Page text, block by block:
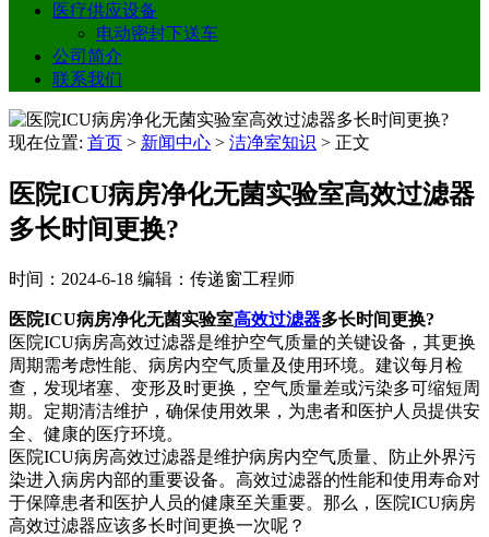
医疗供应设备
电动密封下送车
公司简介
联系我们
现在位置: 首页 > 新闻中心 > 洁净室知识 > 正文
医院ICU病房净化无菌实验室高效过滤器
多长时间更换?
时间：2024-6-18 编辑：传递窗工程师
医院ICU病房净化无菌实验室高效过滤器多长时间更换?
医院ICU病房高效过滤器是维护空气质量的关键设备，其更换
周期需考虑性能、病房内空气质量及使用环境。建议每月检
查，发现堵塞、变形及时更换，空气质量差或污染多可缩短周
期。定期清洁维护，确保使用效果，为患者和医护人员提供安
全、健康的医疗环境。
医院ICU病房高效过滤器是维护病房内空气质量、防止外界污
染进入病房内部的重要设备。高效过滤器的性能和使用寿命对
于保障患者和医护人员的健康至关重要。那么，医院ICU病房
高效过滤器应该多长时间更换一次呢？